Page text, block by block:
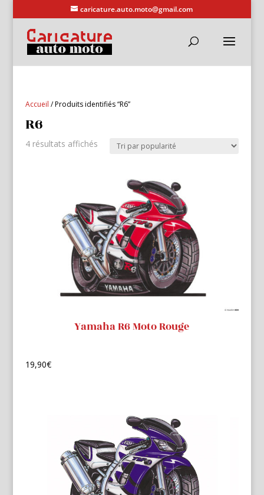
caricature.auto.moto@gmail.com
Accueil / Produits identifiés “R6”
R6
4 résultats affichésTrié
Yamaha R6 Moto Rouge
19,90€